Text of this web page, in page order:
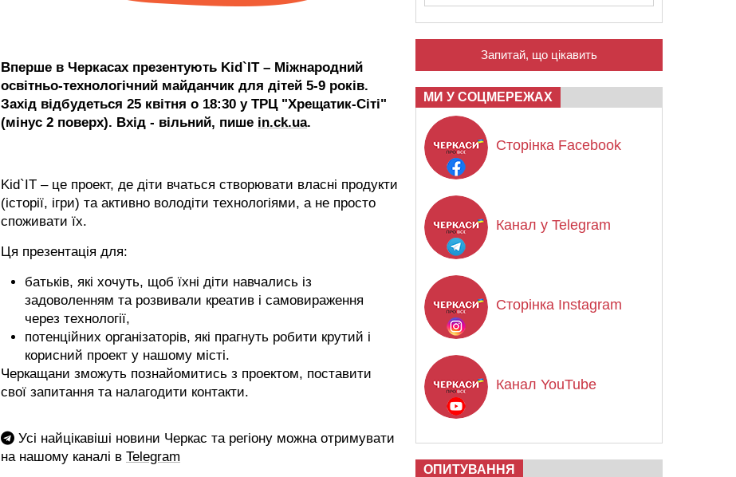
Вперше в Черкасах презентують Kid`IT – Міжнародний
освітньо-технологічний майданчик для дітей 5-9 років.
Захід відбудеться 25 квітня о 18:30 у ТРЦ "Хрещатик-Сіті"
(мінус 2 поверх). Вхід - вільний, пише in.ck.ua.
Kid`IT – це проект, де діти вчаться створювати власні продукти
(історії, ігри) та активно володіти технологіями, а не просто
споживати їх.
Ця презентація для:
батьків, які хочуть, щоб їхні діти навчались із
задоволенням та розвивали креатив і самовираження
через технології,
потенційних організаторів, які прагнуть робити крутий і
корисний проект у нашому місті.
Черкащани зможуть познайомитись з проектом, поставити
свої запитання та налагодити контакти.
Усі найцікавіші новини Черкас та регіону можна отримувати
на нашому каналі в Telegram
Запитай, що цікавить
МИ У СОЦМЕРЕЖАХ
Сторінка Facebook
Канал у Telegram
Сторінка Instagram
Канал YouTube
ОПИТУВАННЯ